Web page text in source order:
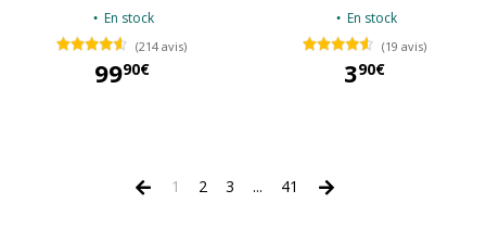
En stock
(214 avis)
9990€
En stock
(19 avis)
390€
1 2 3 ... 41